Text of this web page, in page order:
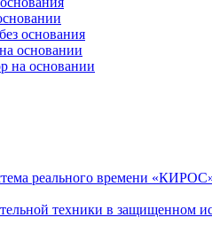
основания
основании
на основании
реального времени
техники в защищенном